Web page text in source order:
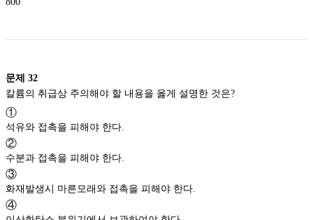
문제 32
①
석유와 접촉을 피해야 한다.
②
수분과 접촉을 피해야 한다.
③
화재발생시 마른모래와 접촉을 피해야 한다.
④